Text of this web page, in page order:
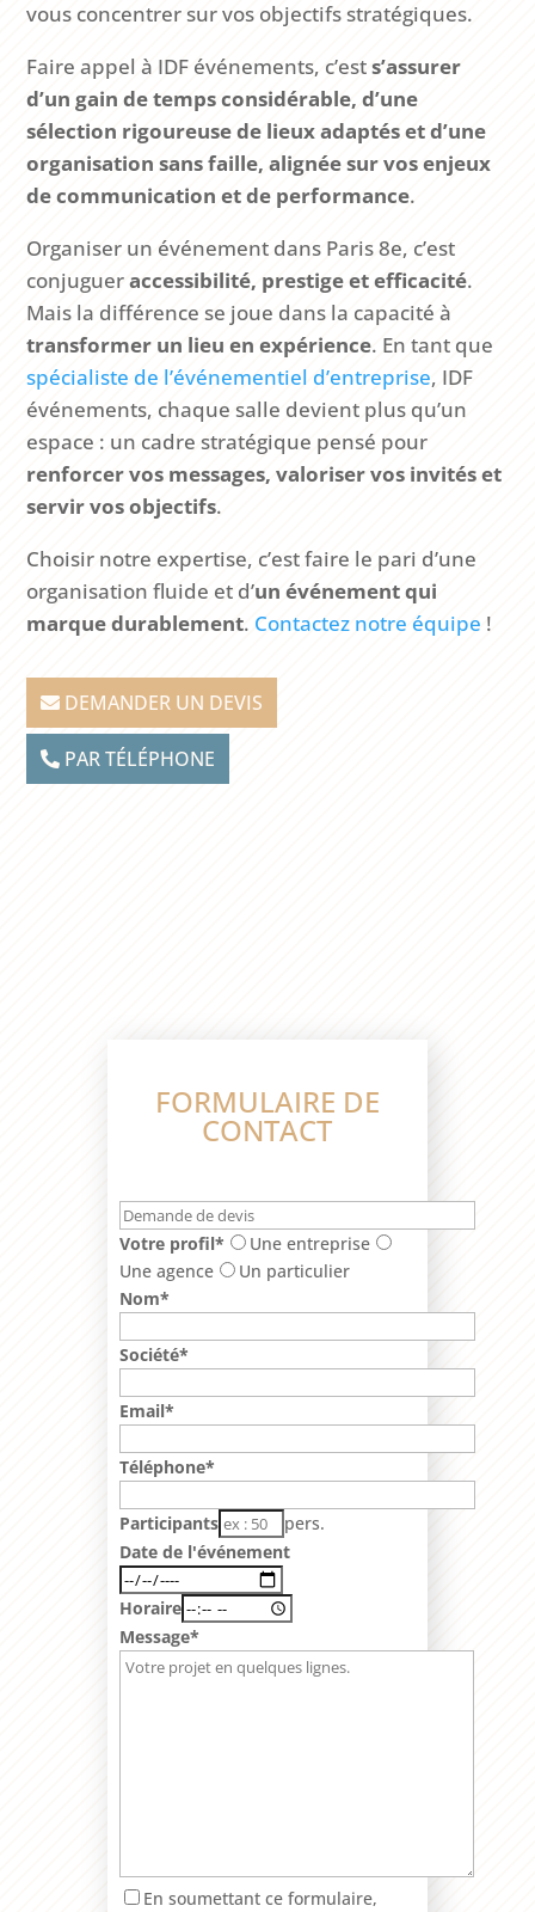
vous concentrer sur vos objectifs stratégiques.
Faire appel à IDF événements, c’ests’assurer
d’un gain de temps considérable, d’une
sélection rigoureuse de lieux adaptés et d’une
organisation sans faille, alignée sur vos enjeux
de communication et de performance.
Organiser un événement dans Paris 8e, c’est
conjugueraccessibilité, prestige et efficacité.
Mais la différence se joue dans la capacité à
transformer un lieu en expérience. En tant que
spécialiste de l’événementiel d’entreprise, IDF
événements, chaque salle devient plus qu’un
espace : un cadre stratégique pensé pour
renforcer vos messages, valoriser vos invités et
servir vos objectifs.
Choisir notre expertise, c’est faire le pari d’une
organisation fluide et d’un événement qui
marque durablement. Contactez notre équipe !
DEMANDER UN DEVIS
PAR TÉLÉPHONE
FORMULAIRE DE
CONTACT
Votre profil*
Une entreprise
Une agence
Un particulier
Nom*
Société*
Email*
Téléphone*
Participants
pers.
Date de l'événement
Horaire
Message*
En soumettant ce formulaire,